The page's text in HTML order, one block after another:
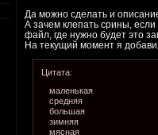
Да можно сделать и
А зачем клепать срины, если
файл, где нужно будет это
На текущий момент я
Цитата:
маленькая
средняя
большая
зимняя
мясная